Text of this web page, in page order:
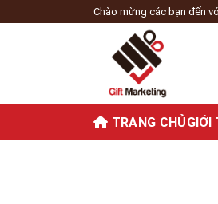
Chào mừng các bạn đến
TRANG CHỦGIỚI